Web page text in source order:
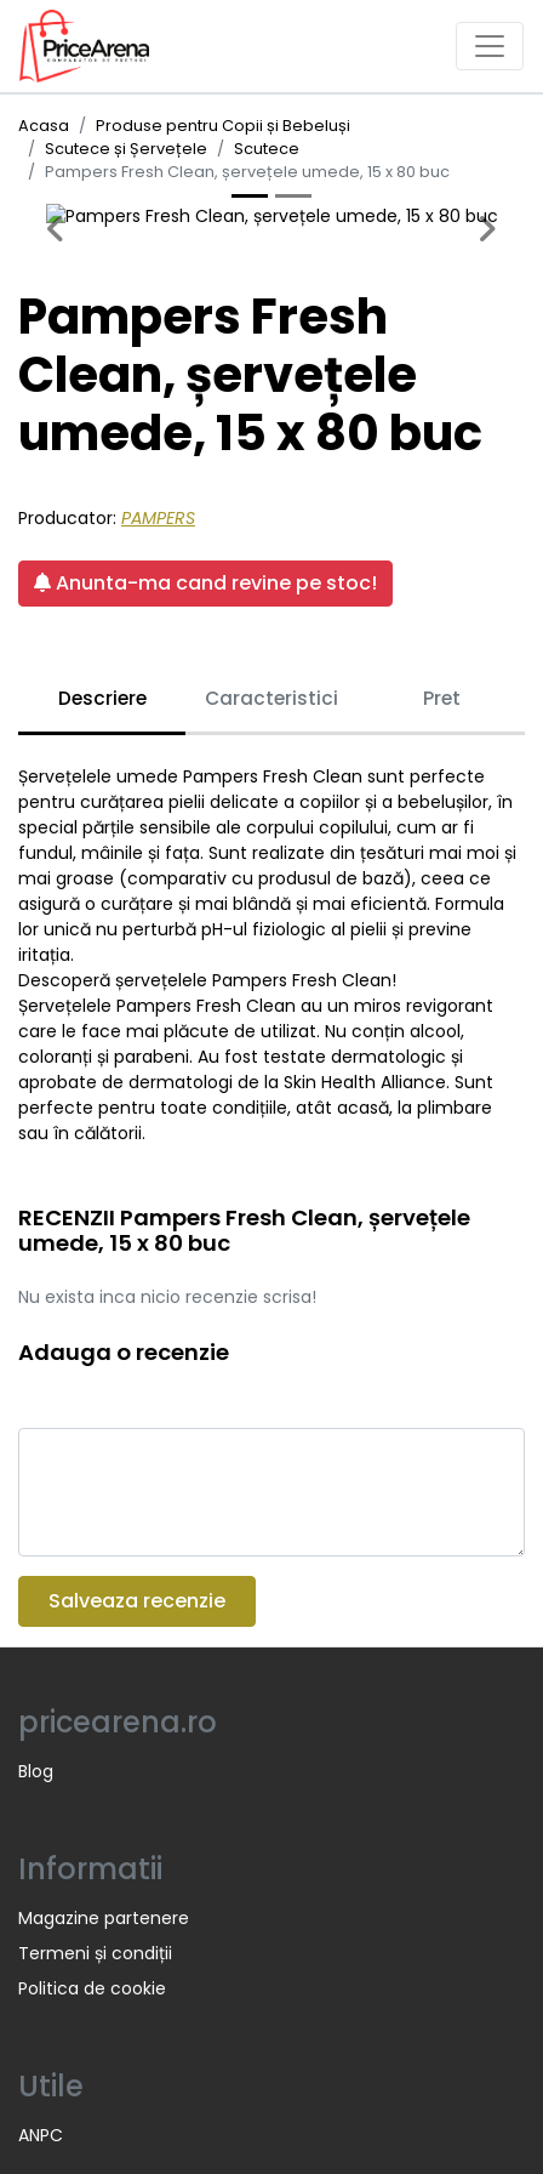
Acasa
Produse pentru Copii și Bebeluși
Scutece și Șervețele
Scutece
Pampers Fresh Clean, șervețele umede, 15 x 80 buc
Previous Next
Pampers Fresh
Clean, șervețele
umede, 15 x 80 buc
Producator: PAMPERS
Anunta-ma cand revine pe stoc!
Descriere Caracteristici Pret
Șervețelele umede Pampers Fresh Clean sunt perfecte
pentru curățarea pielii delicate a copiilor și a bebelușilor, în
special părțile sensibile ale corpului copilului, cum ar fi
fundul, mâinile și fața. Sunt realizate din țesături mai moi și
mai groase (comparativ cu produsul de bază), ceea ce
asigură o curățare și mai blândă și mai eficientă. Formula
lor unică nu perturbă pH-ul fiziologic al pielii și previne
iritația.
Descoperă șervețelele Pampers Fresh Clean!
Șervețelele Pampers Fresh Clean au un miros revigorant
care le face mai plăcute de utilizat. Nu conțin alcool,
coloranți și parabeni. Au fost testate dermatologic și
aprobate de dermatologi de la Skin Health Alliance. Sunt
perfecte pentru toate condițiile, atât acasă, la plimbare
sau în călătorii.
RECENZII Pampers Fresh Clean, șervețele
umede, 15 x 80 buc
Nu exista inca nicio recenzie scrisa!
Adauga o recenzie
Salveaza recenzie
pricearena.ro
Blog
Informatii
Magazine partenere
Termeni și condiții
Politica de cookie
Utile
ANPC